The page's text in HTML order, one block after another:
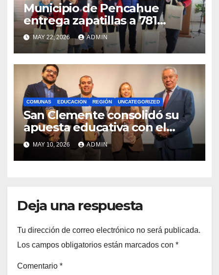
Municipio de Pencahue
entrega zapatillas a 781
estudiantes con recursos del
Royalty Minero
MAY 22, 2026 ADMIN
COMUNAS EDUCACION REGIÓN UNCATEGORIZED
San Clemente consolidó su
apuesta educativa con el
lanzamiento del
Preuniversitario Brotes 2026
MAY 10, 2026 ADMIN
Deja una respuesta
Tu dirección de correo electrónico no será publicada.
Los campos obligatorios están marcados con *
Comentario *